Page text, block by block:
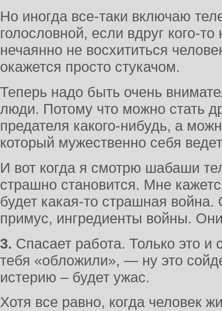
Но иногда все-таки включаю
голословной, если вдруг кого-
нечаянно не восхититься
окажется просто стукачом.
Теперь надо быть очень
люди. Потому что можно стать
предателя какого-нибудь, а
который мужественно себя
И вот когда я смотрю шабаши
страшно становится. Мне
будет какая-то страшная война.
примус, ингредиенты войны.
3. Спасает работа. Только это и
тебя «обложили», — ну это
истерию – будет ужас.
Хотя все равно, когда человек